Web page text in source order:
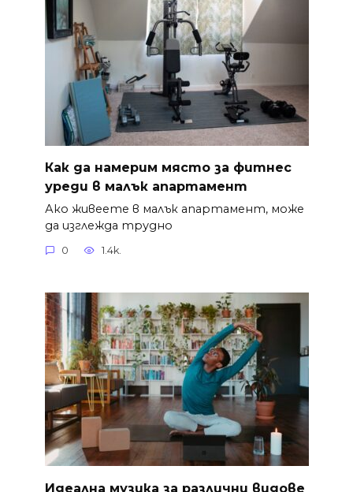
Как да намерим място за фитнес
уреди в малък апартамент
Ако живеете в малък апартамент, може
да изглежда трудно
0 1.4k.
Идеална музика за различни видове